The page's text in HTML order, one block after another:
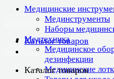
Медицинские
Мединструменты
Наборы
Медтехника
Медицинское
дезинфекции
Медицинские
Каталог товаров
Каталог товаров